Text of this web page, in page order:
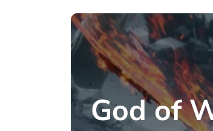
God of